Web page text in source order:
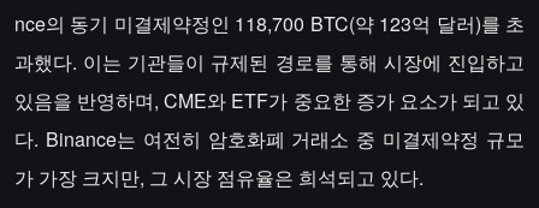
nce의 동기 미결제약정인 118,700 BTC(약 123억 달러)를 초
과했다. 이는 기관들이 규제된 경로를 통해 시장에 진입하고
있음을 반영하며, CME와 ETF가 중요한 증가 요소가 되고 있
다. Binance는 여전히 암호화폐 거래소 중 미결제약정 규모
가 가장 크지만, 그 시장 점유율은 희석되고 있다.